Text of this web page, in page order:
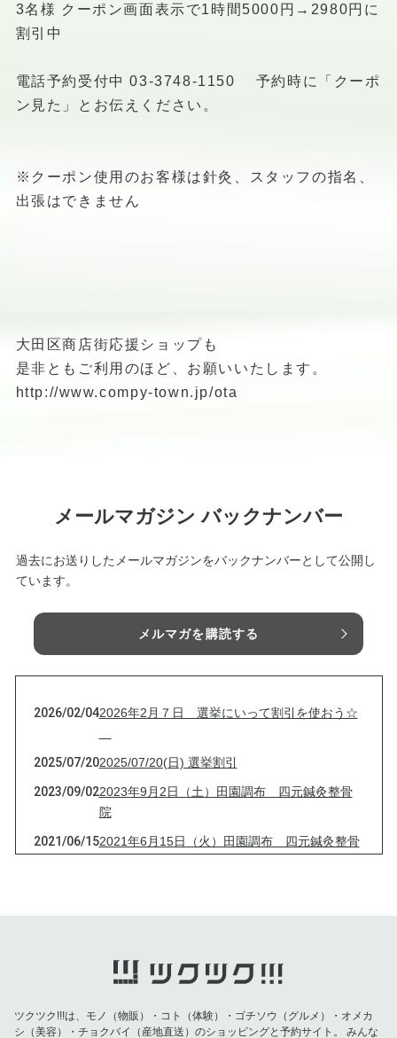
3名様 クーポン画面表示で1時間5000円→2980円に
割引中
電話予約受付中 03-3748-1150 予約時に「クーポ
ン見た」とお伝えください。
※クーポン使用のお客様は針灸、スタッフの指名、
出張はできません
大田区商店街応援ショップも
是非ともご利用のほど、お願いいたします。
http://www.compy-town.jp/ota
メールマガジン バックナンバー
過去にお送りしたメールマガジンをバックナンバーとして公開し
ています。
メルマガを購読する
2026/02/042026年2月７日 選挙にいって割引を使おう☆
2025/07/202025/07/20(日) 選挙割引
2023/09/022023年9月2日（土）田園調布 四元鍼灸整骨
院
2021/06/152021年6月15日（火）田園調布 四元鍼灸整骨
院
ツクツク!!!は、モノ（物販）・コト（体験）・ゴチソウ（グルメ）・オメカ
シ（美容）・チョクバイ（産地直送）のショッピングと予約サイト。
みんな